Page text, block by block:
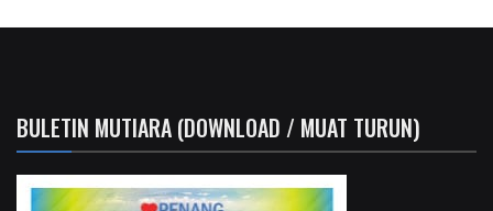
BULETIN MUTIARA (DOWNLOAD / MUAT TURUN)